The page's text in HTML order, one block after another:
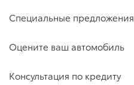
Специальные предложения
Оцените ваш автомобиль
Консультация по кредиту